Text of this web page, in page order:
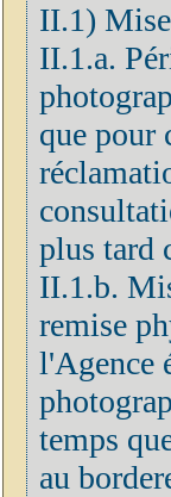
II.1)
II.1.a.
que pour
plus tard
II.1.b.
remise
l'Agence
temps
au